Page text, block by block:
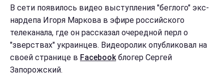
В сети появилось видео выступления "беглого" экс-
нардепа Игоря Маркова в эфире российского
телеканала, где он рассказал очередной перл о
"зверствах" украинцев. Видеоролик опубликовал на
своей странице в Facebookблогер Сергей
Запорожский.